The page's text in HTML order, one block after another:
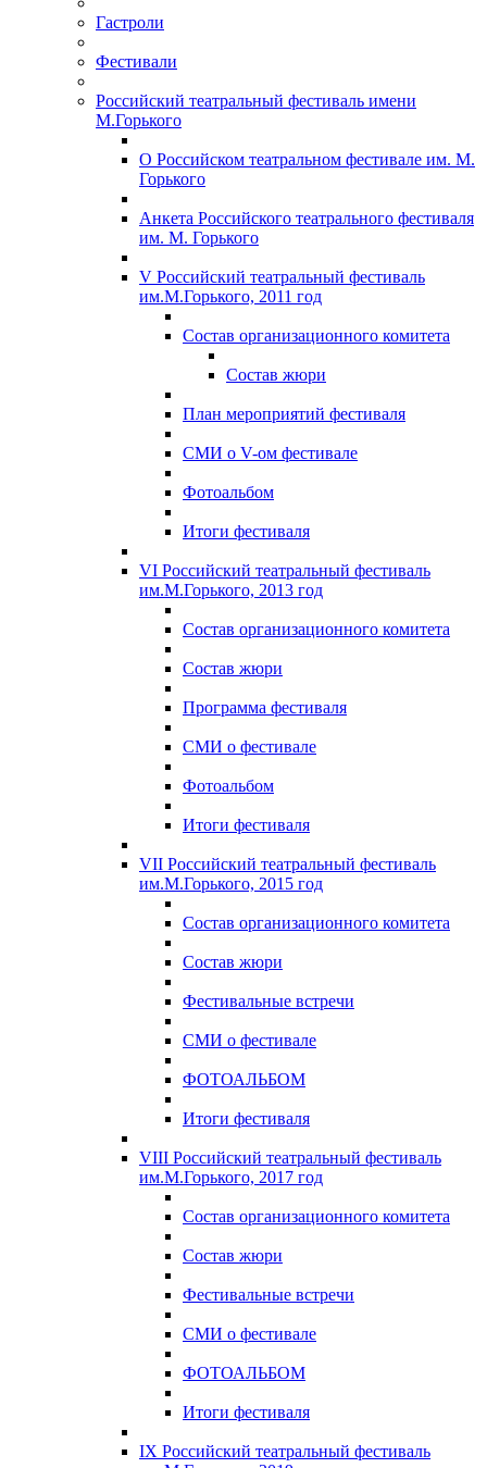
Гастроли
Фестивали
Российский театральный фестиваль имени
М.Горького
О Российском театральном фестивале им. М.
Горького
Анкета Российского театрального фестиваля
им. М. Горького
V Российский театральный фестиваль
им.М.Горького, 2011 год
Состав организационного комитета
Состав жюри
План мероприятий фестиваля
СМИ о V-ом фестивале
Фотоальбом
Итоги фестиваля
VI Российский театральный фестиваль
им.М.Горького, 2013 год
Состав организационного комитета
Состав жюри
Программа фестиваля
СМИ о фестивале
Фотоальбом
Итоги фестиваля
VII Российский театральный фестиваль
им.М.Горького, 2015 год
Состав организационного комитета
Состав жюри
Фестивальные встречи
СМИ о фестивале
ФОТОАЛЬБОМ
Итоги фестиваля
VIII Российский театральный фестиваль
им.М.Горького, 2017 год
Состав организационного комитета
Состав жюри
Фестивальные встречи
СМИ о фестивале
ФОТОАЛЬБОМ
Итоги фестиваля
IX Российский театральный фестиваль